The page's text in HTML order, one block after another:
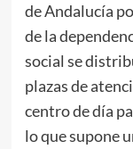
de Andalucía
de la
social se
plazas de
centro de día
lo que supone